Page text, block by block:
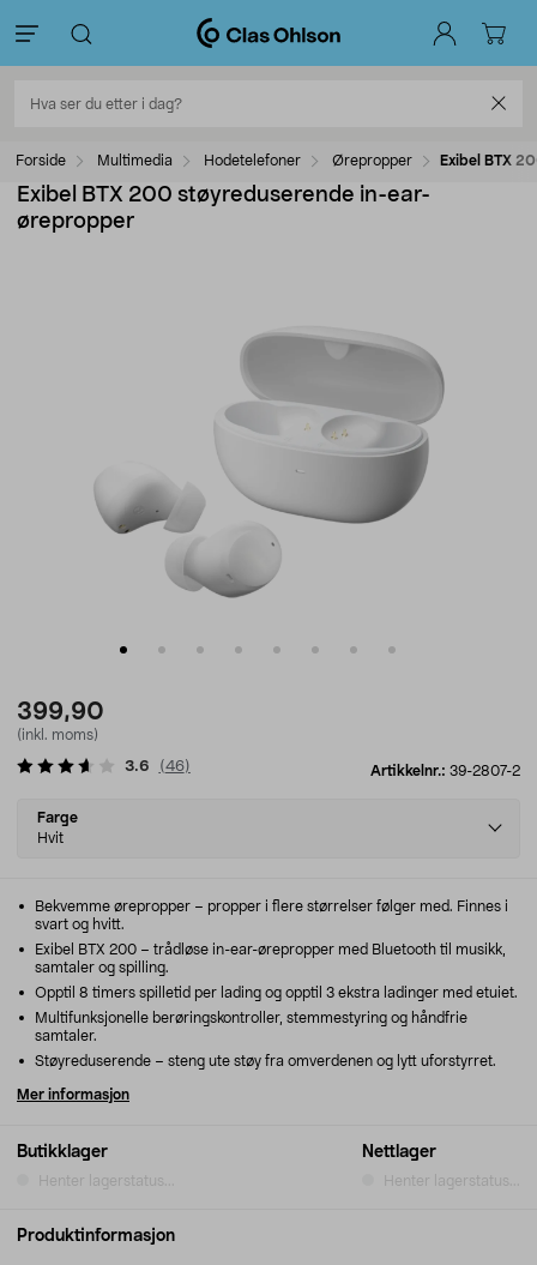
Forside Multimedia Hodetelefoner Ørepropper Exibel BTX
Exibel BTX 200 støyreduserende in-ear-
ørepropper
399,90
(inkl. moms)
Artikkelnr.: 39-2807-2
3.6 (46)
Select
variant
Farge
Hvit
Butikklager
Henter lagerstatus...
Nettlager
Henter lagerstatus...
Bekvemme ørepropper – propper i flere størrelser følger med. Finnes i
svart og hvitt.
Exibel BTX 200 – trådløse in-ear-ørepropper med Bluetooth til musikk,
samtaler og spilling.
Opptil 8 timers spilletid per lading og opptil 3 ekstra ladinger med etuiet.
Multifunksjonelle berøringskontroller, stemmestyring og håndfrie
samtaler.
Støyreduserende – steng ute støy fra omverdenen og lytt uforstyrret.
Mer informasjon
Produktinformasjon